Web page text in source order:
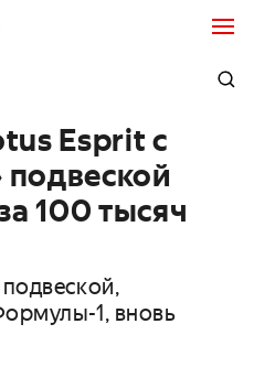
Esprit с
100 тысяч
1, вновь